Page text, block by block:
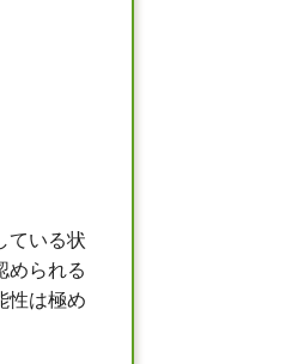
ている状
められる
性は極め